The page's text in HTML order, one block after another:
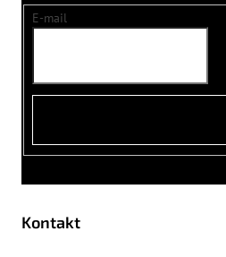
E-mail
Kontakt